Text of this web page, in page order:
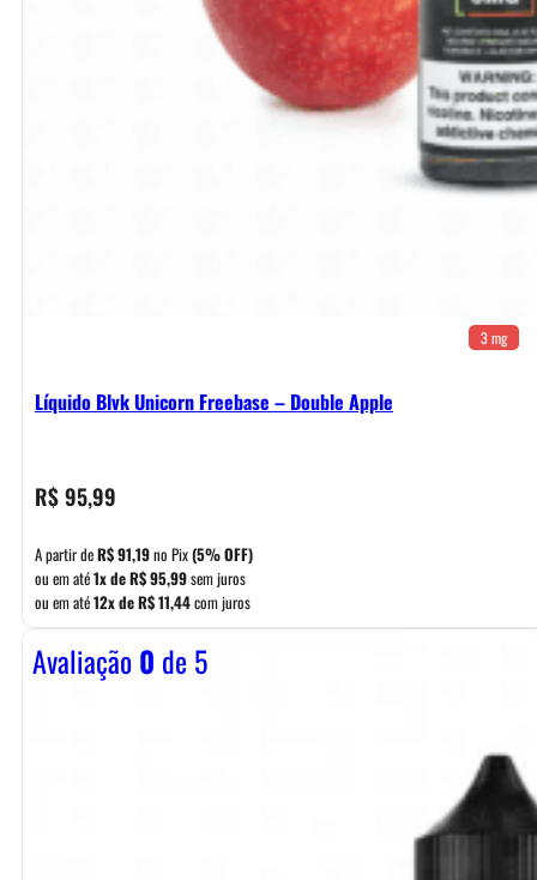
3 mg
Líquido Blvk Unicorn Freebase – Double Apple
R$95,99
A partir deR$91,19no Pix(5% OFF)
ou em até1x deR$95,99sem juros
ou em até12x deR$11,44com juros
Avaliação0 de 5